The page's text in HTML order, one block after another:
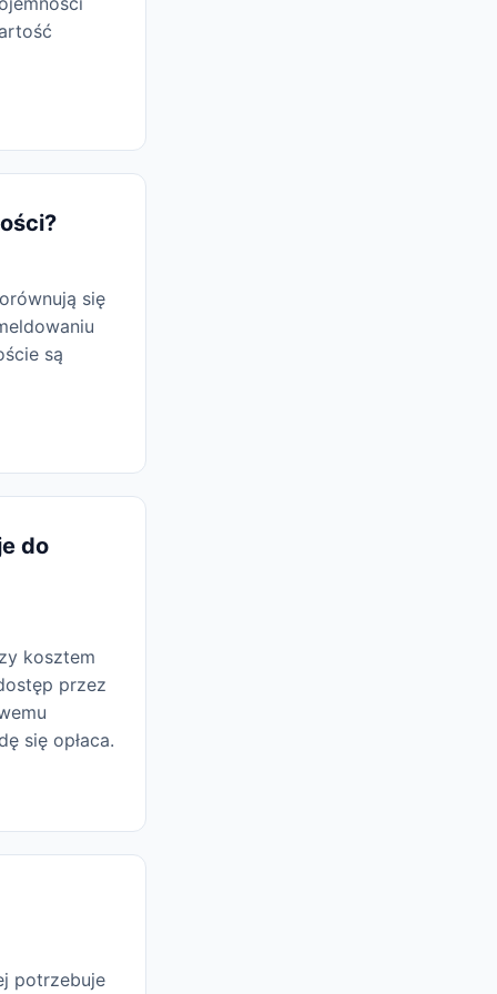
się
są
do
kosztem
przez
się opłaca.
potrzebuje